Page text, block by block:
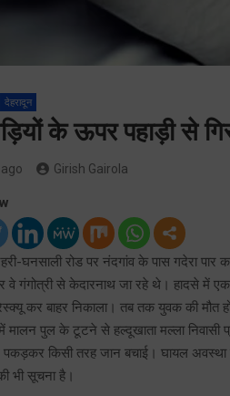
देहरादून
के ऊपर पहाड़ी से
Girish Gairola
घनसाली रोड पर नंदगांव के पास गदेरा पार
गंगोत्री से केदारनाथ जा रहे थे। हादसे में
कर बाहर निकाला। तब तक युवक की मौत
में मालन पुल के टूटने से हल्दूखाता मल्ला
किसी तरह जान बचाई। घायल अवस्था
भी सूचना है।